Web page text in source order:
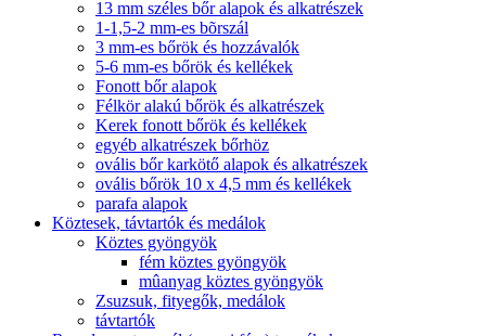
13 mm széles bőr alapok és alkatrészek
1-1,5-2 mm-es bõrszál
3 mm-es bőrök és hozzávalók
5-6 mm-es bőrök és kellékek
Fonott bőr alapok
Félkör alakú bőrök és alkatrészek
Kerek fonott bőrök és kellékek
egyéb alkatrészek bőrhöz
ovális bőr karkötő alapok és alkatrészek
ovális bőrök 10 x 4,5 mm és kellékek
parafa alapok
Köztesek, távtartók és medálok
Köztes gyöngyök
fém köztes gyöngyök
mûanyag köztes gyöngyök
Zsuzsuk, fityegők, medálok
távtartók